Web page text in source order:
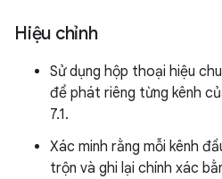
Hiệu chỉnh
Sử dụng hộp thoại hiệu
để phát riêng từng kênh
7.1.
Xác minh rằng mỗi kênh
trộn và ghi lại chính xác